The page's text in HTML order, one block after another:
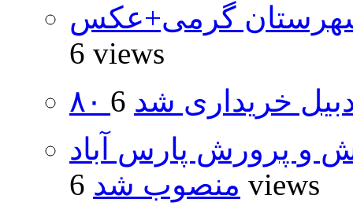
گرمی+عکس
6 views
خریداری شد
و پرورش پارس آباد
منصوب شد 6 views